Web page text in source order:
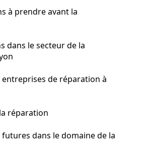
à prendre avant la
dans le secteur de la
entreprises de réparation à
réparation
futures dans le domaine de la